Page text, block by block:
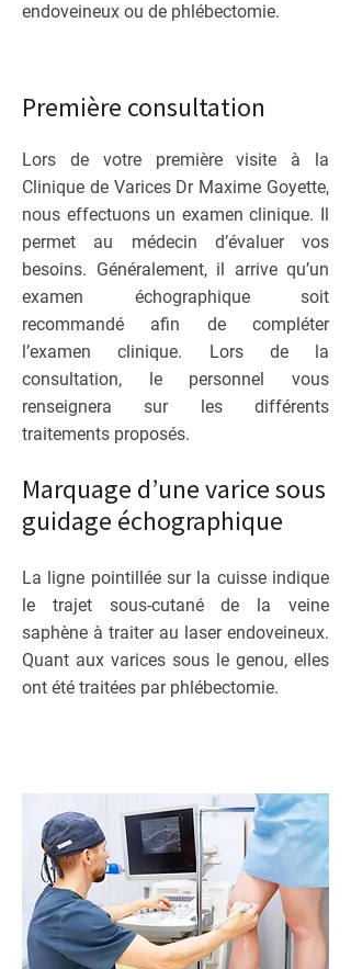
endoveineux ou de phlébectomie.
Première consultation
Lors de votre première visite à la
Clinique de Varices Dr Maxime Goyette,
nous effectuons un examen clinique. Il
permet au médecin d’évaluer vos
besoins. Généralement, il arrive qu’un
examen échographique soit
recommandé afin de compléter
l’examen clinique. Lors de la
consultation, le personnel vous
renseignera sur les différents
traitements proposés.
Marquage d’une varice sous
guidage échographique
La ligne pointillée sur la cuisse indique
le trajet sous-cutané de la veine
saphène à traiter au laser endoveineux.
Quant aux varices sous le genou, elles
ont été traitées par phlébectomie.